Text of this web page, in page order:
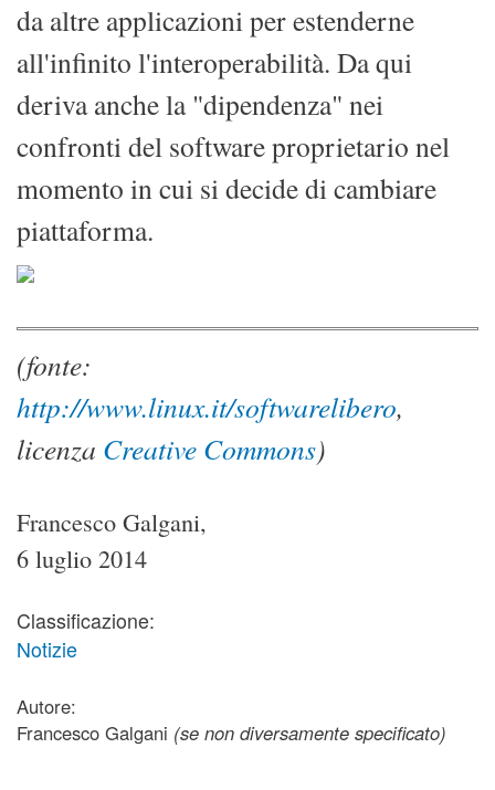
da altre applicazioni per estenderne
all'infinito l'interoperabilità. Da qui
deriva anche la "dipendenza" nei
confronti del software proprietario nel
momento in cui si decide di cambiare
piattaforma.
(fonte:
http://www.linux.it/softwarelibero,
licenza Creative Commons)
Francesco Galgani,
6 luglio 2014
Classificazione:
Notizie
Autore:
Francesco Galgani (se non diversamente specificato)